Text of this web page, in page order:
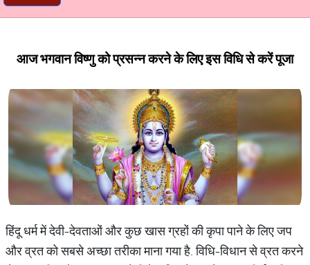
आज भगवान विष्णु को प्रसन्न करने के लिए इस विधि से करें पूजा
हिंदू धर्म में देवी-देवताओं और कुछ खास ग्रहों की कृपा पाने के लिए जप
और व्रत को सबसे अच्छा तरीका माना गया है. विधि-विधान से व्रत करने